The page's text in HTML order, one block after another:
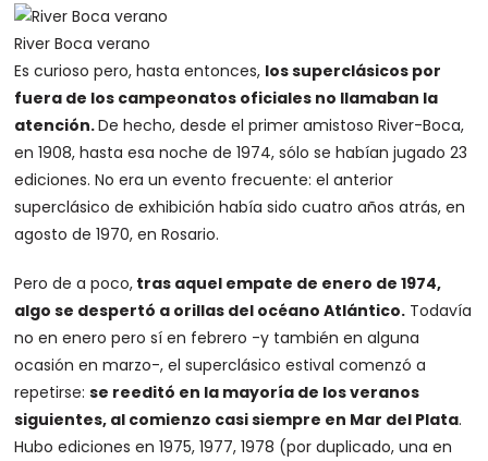
River Boca verano
Es curioso pero, hasta entonces, los superclásicos por
fuera de los campeonatos oficiales no llamaban la
atención.De hecho, desde el primer amistoso River-Boca,
en 1908, hasta esa noche de 1974, sólo se habían jugado 23
ediciones. No era un evento frecuente: el anterior
superclásico de exhibición había sido cuatro años atrás, en
agosto de 1970, en Rosario.
Pero de a poco, tras aquel empate de enero de 1974,
algo se despertó a orillas del océano Atlántico. Todavía
no en enero pero sí en febrero -y también en alguna
ocasión en marzo-, el superclásico estival comenzó a
repetirse:se reeditó en la mayoría de los veranos
siguientes, al comienzo casi siempre en Mar del Plata.
Hubo ediciones en 1975, 1977, 1978 (por duplicado, una en